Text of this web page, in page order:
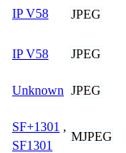
IP V58 JPEG
IP V58 JPEG
Unknown JPEG
SF+1301 ,
SF1301
MJPEG